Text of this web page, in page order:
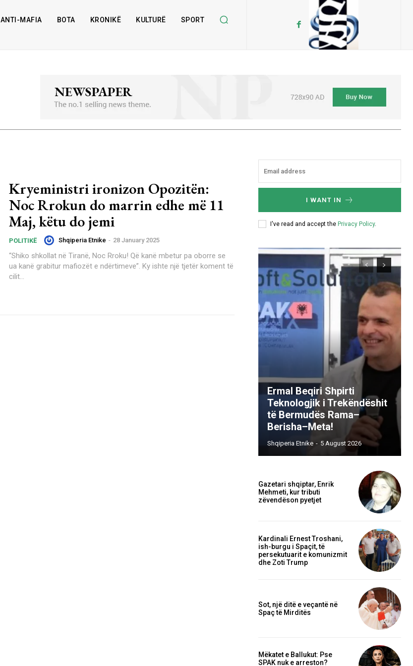
ANTI-MAFIA BOTA KRONIKË KULTURË SPORT
Kryeministri ironizon Opozitën:
Noc Rrokun do marrin edhe më 11
Maj, këtu do jemi
POLITIKË Shqiperia Etnike - 28 January 2025
“Shiko shkollat në Tiranë, Noc Rroku! Që kanë mbetur pa oborre se
ua kanë grabitur mafiozët e ndërtimeve”. Ky ishte një tjetër koment të
cilit...
I WANT IN
I've read and accept the Privacy Policy.
Ermal Beqiri Shpirti
Teknologjik i Trekëndëshit
të Bermudës Rama–
Berisha–Meta!
Shqiperia Etnike - 5 August 2026
Gazetari shqiptar, Enrik
Mehmeti, kur tributi
zëvendëson pyetjet
Kardinali Ernest Troshani,
ish-burgu i Spaçit, të
persekutuarit e komunizmit
dhe Zoti Trump
Sot, një ditë e veçantë në
Spaç të Mirditës
Mëkatet e Ballukut: Pse
SPAK nuk e arreston?